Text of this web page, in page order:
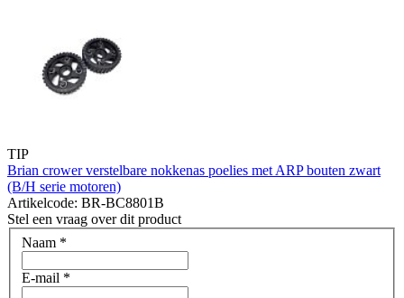
TIP
Brian crower verstelbare nokkenas poelies met ARP bouten zwart
(B/H serie motoren)
Artikelcode: BR-BC8801B
Stel een vraag over dit product
Naam *
E-mail *